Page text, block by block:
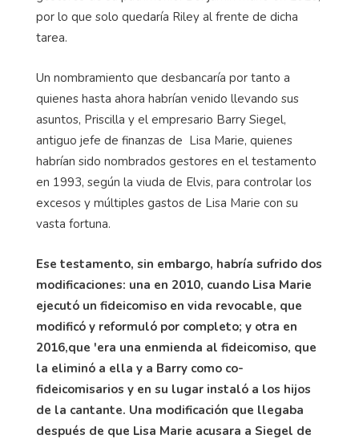
por lo que solo quedaría Riley al frente de dicha
tarea.
Un nombramiento que desbancaría por tanto a
quienes hasta ahora habrían venido llevando sus
asuntos, Priscilla y el empresario Barry Siegel,
antiguo jefe de finanzas de Lisa Marie, quienes
habrían sido nombrados gestores en el testamento
en 1993, según la viuda de Elvis, para controlar los
excesos y múltiples gastos de Lisa Marie con su
vasta fortuna.
Ese testamento, sin embargo, habría sufrido dos
modificaciones: una en 2010, cuando Lisa Marie
ejecutó un fideicomiso en vida revocable, que
modificó y reformuló por completo; y otra en
2016,que 'era una enmienda al fideicomiso, que
la eliminó a ella y a Barry como co-
fideicomisarios y en su lugar instaló a los hijos
de la cantante. Una modificación que llegaba
después de que Lisa Marie acusara a Siegel de